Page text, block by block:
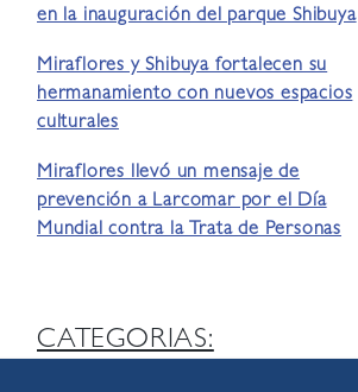
en la inauguración del parque Shibuya
Miraflores y Shibuya fortalecen su
hermanamiento con nuevos espacios
culturales
Miraflores llevó un mensaje de
prevención a Larcomar por el Día
Mundial contra la Trata de Personas
CATEGORIAS: